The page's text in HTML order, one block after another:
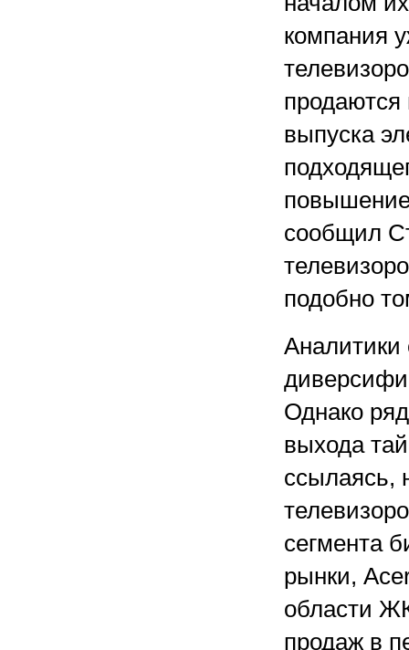
компания
продаются
выпуска
сообщил
подобно
Однако
выхода
ссылаясь,
сегмента
рынки,
области
продаж в